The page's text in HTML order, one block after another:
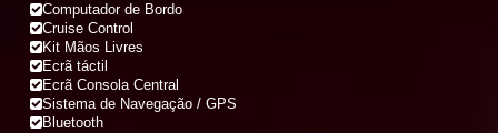
Computador de Bordo
Cruise Control
Kit Mãos Livres
Ecrã táctil
Ecrã Consola Central
Sistema de Navegação / GPS
Bluetooth